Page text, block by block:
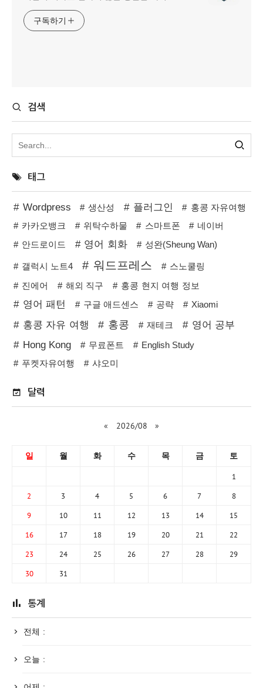
구독하기
검색
태그
Wordpress 생산성 플러그인
홍콩 자유여행
카카오뱅크
위탁수하물 스마트폰
네이버
안드로이드
영어 회화 성완(Sheung Wan)
갤럭시 노트4 워드프레스
스노쿨링
진에어
해외 직구 홍콩 현지 여행 정보
영어 패턴 구글 애드센스 공략 Xiaomi
홍콩 자유 여행 홍콩 재테크
영어 공부
Hong Kong
무료폰트
English Study
푸켓자유여행
샤오미
달력
« 2026/08 »
일 월 화 수 목 금 토
1
2 3 4 5 6 7 8
9 10 11 12 13 14 15
16 17 18 19 20 21 22
23 24 25 26 27 28 29
30 31
통계
전체 :
오늘 :